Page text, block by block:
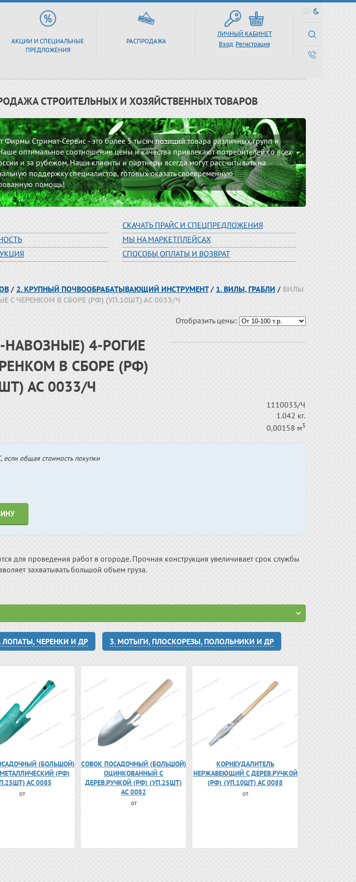
АКЦИИ И СПЕЦИАЛЬНЫЕ
ПРЕДЛОЖЕНИЯ
РАСПРОДАЖА
ЛИЧНЫЙ КАБИНЕТ
Вход Регистрация
СТРОИТЕЛЬНЫХ И ХОЗЯЙСТВЕННЫХ ТОВАРОВ
Фирмы Стримат-Сервис - это более 5 тысяч позиций товара различных групп и
оптимальное соотношение цены и качества привлекают потребителей со всех
и за рубежом. Наши клиенты и партнеры всегда могут рассчитывать на
поддержку специалистов, готовых оказать своевременную
помощь!
СКАЧАТЬ ПРАЙС И СПЕЦПРЕДЛОЖЕНИЯ
МЫ НА МАРКЕТПЛЕЙСАХ
СПОСОБЫ ОПЛАТЫ И ВОЗВРАТ
/ 2. КРУПНЫЙ ПОЧВООБРАБАТЫВАЮЩИЙ ИНСТРУМЕНТ/ 1. ВИЛЫ, ГРАБЛИ / ВИЛЫ
С ЧЕРЕНКОМ В СБОРЕ (РФ) (УП.10ШТ) АС 0033/Ч
Отобразить цены:
4-РОГИЕ
В СБОРЕ (РФ)
АС 0033/Ч
1110033/Ч
1.042 кг.
0,00158 м3
общая стоимость покупки
для проведения работ в огороде. Прочная конструкция увеличивает срок службы
захватывать большой объем груза.
ЛОПАТЫ, ЧЕРЕНКИ И ДР 3. МОТЫГИ, ПЛОСКОРЕЗЫ, ПОЛОЛЬНИКИ И ДР
(БОЛЬШОЙ)
(РФ)
АС 0085
от
СОВОК ПОСАДОЧНЫЙ (БОЛЬШОЙ)
ОЦИНКОВАННЫЙ С
ДЕРЕВ.РУЧКОЙ (РФ) (УП.25ШТ)
АС 0082
от
КОРНЕУДАЛИТЕЛЬ
НЕРЖАВЕЮЩИЙ С ДЕРЕВ.РУЧКОЙ
(РФ) (УП.10ШТ) АС 0088
от